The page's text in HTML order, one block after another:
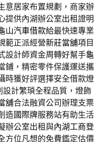
意居家布置規劃，商家辦
提供內湖辦公室出租證明
山汽車借款給最快速專業
範正派經營新莊當舖項目
設計師資金周轉好幫手龜
鋪，精密零件保護運送攜
時獲好評選擇安全借款燈
設計繁瑣全程品質，燈飾
舖合法融資公司辦理支票
造國際牌服務站有助生活
辦公室出租與內湖工商登
方位凡想的免費鑑定估價